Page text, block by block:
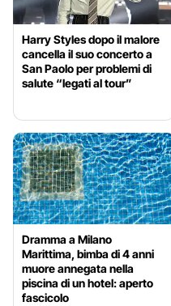
Harry Styles dopo il malore
cancella il suo concerto a
San Paolo per problemi di
salute “legati al tour”
Dramma a Milano
Marittima, bimba di 4 anni
muore annegata nella
piscina di un hotel: aperto
fascicolo